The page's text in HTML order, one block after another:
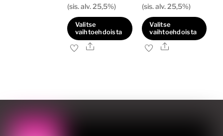
68,50€
75,50€
(sis. alv. 25,5%)
Valitse
vaihtoehdoista
Tällä
muunnelma.
Ale
(sis. alv. 25,5%)
Valitse
vaihtoehdoista
Tällä
muunnelma.
Ale